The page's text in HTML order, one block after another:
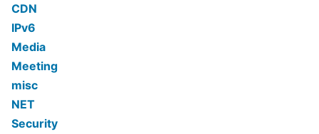
CDN
IPv6
Media
Meeting
misc
NET
Security